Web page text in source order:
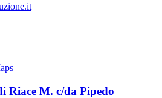
Riace M. c/da Pipedo